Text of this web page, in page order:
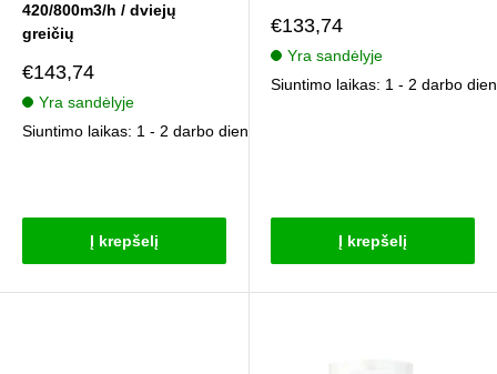
420/800m3/h / dviejų
greičių
Pardavimo
kaina
€143,74
Yra sandėlyje
Siuntimo laikas: 1 - 2 darbo dienos
Į krepšelį
Pardavimo
kaina
€133,74
Yra sandėlyje
Siuntimo laikas: 1 - 2 darbo
Į krepšelį